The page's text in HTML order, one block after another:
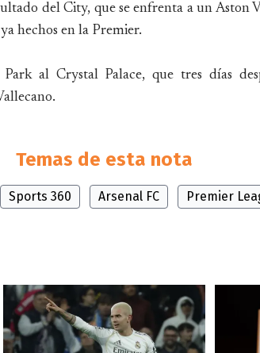
del City, que se enfrenta a un Aston
hechos en la Premier.
al Crystal Palace, que tres días
Temas de esta nota
Sports 360 Arsenal FC Premier